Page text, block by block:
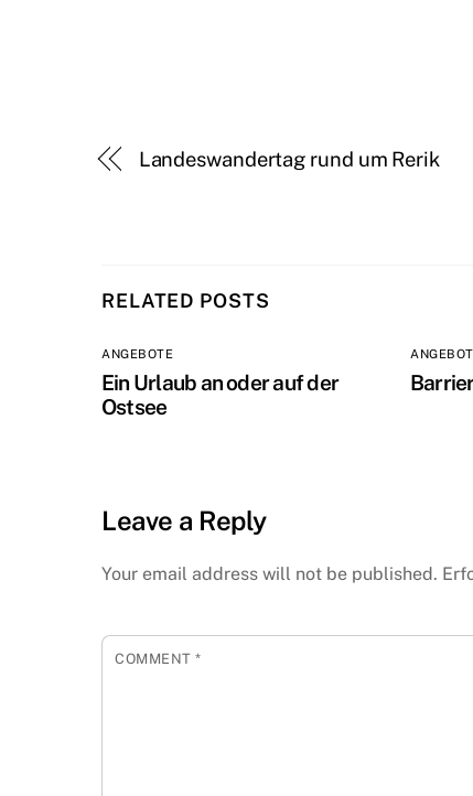
Landeswandertag rund um Rerik
RELATED POSTS
ANGEBOTE
Ein Urlaub an oder auf der
Ostsee
Leave a Reply
Your email address will not be published.
COMMENT*